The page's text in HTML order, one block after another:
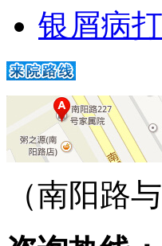
银屑病
（南阳路